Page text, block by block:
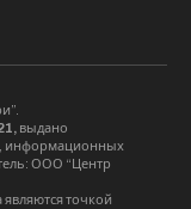
выдано
информационных
ООО “Центр
точкой